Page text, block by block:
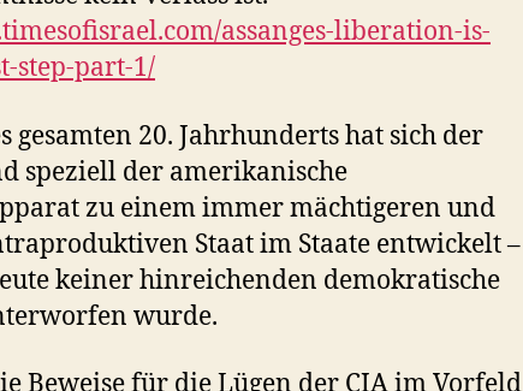
assanges-liberation-is-
step-part-1/
gesamten 20. Jahrhunderts hat sich der
speziell der amerikanische
zu einem immer mächtigeren und
Staat im Staate entwickelt –
keiner hinreichenden demokratische
wurde.
Beweise für die Lügen der CIA im Vorfeld